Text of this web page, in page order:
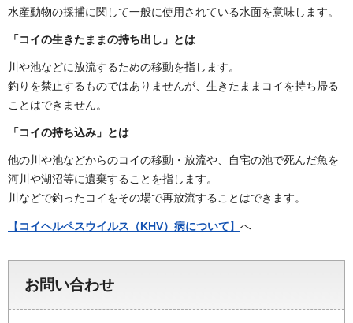
水産動物の採捕に関して一般に使用されている水面を意味します。
「コイの生きたままの持ち出し」とは
川や池などに放流するための移動を指します。
釣りを禁止するものではありませんが、生きたままコイを持ち帰る
ことはできません。
「コイの持ち込み」とは
他の川や池などからのコイの移動・放流や、自宅の池で死んだ魚を
河川や湖沼等に遺棄することを指します。
川などで釣ったコイをその場で再放流することはできます。
【 コイヘルペスウイルス（KHV）病について】 へ
お問い合わせ